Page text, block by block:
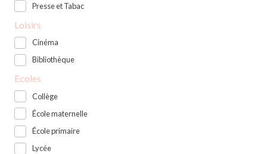
Presse et Tabac
Loisirs
Cinéma
Bibliothèque
Ecoles
Collège
École maternelle
École primaire
Lycée